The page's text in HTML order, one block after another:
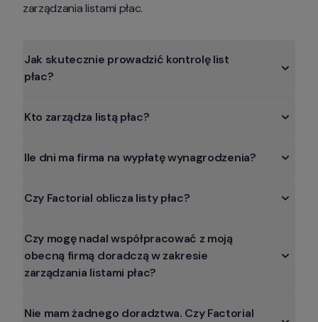
zarządzania listami płac.
Jak skutecznie prowadzić kontrolę list
płac?
Kto zarządza listą płac?
Ile dni ma firma na wypłatę wynagrodzenia?
Czy Factorial oblicza listy płac?
Czy mogę nadal współpracować z moją
obecną firmą doradczą w zakresie
zarządzania listami płac?
Nie mam żadnego doradztwa. Czy Factorial